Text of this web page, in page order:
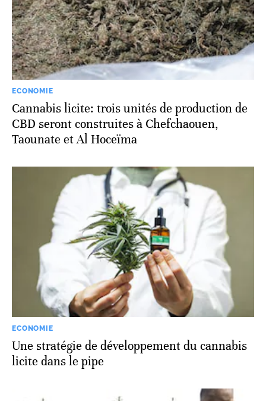
ECONOMIE
Cannabis licite: trois unités de production de
CBD seront construites à Chefchaouen,
Taounate et Al Hoceïma
ECONOMIE
Une stratégie de développement du cannabis
licite dans le pipe